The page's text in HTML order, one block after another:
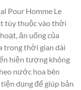
Pour Homme Le
tùy thuộc vào thời
ăn uống của
trong thời gian dài
hiện tượng không
nước hoa bên
dụng để giúp bản